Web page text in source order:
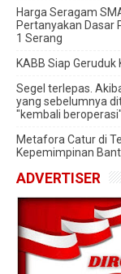
Harga Seragam
Pertanyakan Dasar
1 Serang
‎KABB Siap
Segel terlepas.
yang sebelumnya
"kembali beroperasi"
Metafora Catur di
Kepemimpinan
ADVERTISER